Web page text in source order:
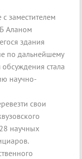
заместителем
Аланом
здания
по дальнейшему
стала
научно-
свои
научных